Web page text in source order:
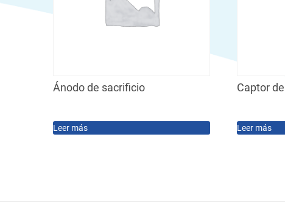
Ánodo de sacrificio
Leer más
Captor
Leer más